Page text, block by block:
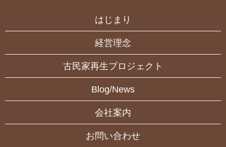
はじまり
経営理念
古民家再生プロジェクト
Blog/News
会社案内
お問い合わせ